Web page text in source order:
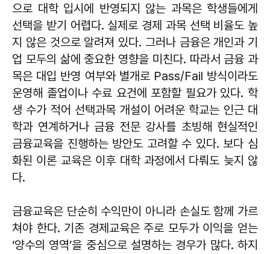
으로 대학 입시에 반영되지 않는 과목은 학생들에게
선택을 받기 어렵다. 실제로 경제 과목 선택 비율도 높
지 않은 것으로 알려져 있다. 그러나 금융은 개인과 기
업 모두의 삶에 중요한 영향을 미친다. 따라서 금융 과
목은 대입 반영 여부와 별개로 Pass/Fail 방식이라도
운영해 졸업이나 수료 요건에 포함할 필요가 있다. 학
생 수가 적어 선택과목 개설이 어려운 학교는 인근 대
학과 연계하거나 금융 전문 강사를 초빙해 현실적인
금융교육을 진행하는 방안도 고려할 수 있다. 보다 심
화된 이론 교육은 이후 대학 과정에서 다뤄도 늦지 않
다.
금융교육은 단순히 수익만이 아니라 손실도 함께 가르
쳐야 한다. 기존 경제교육은 주로 모두가 이익을 얻는
‘양수의 영역’을 중심으로 설명하는 경우가 많다. 하지